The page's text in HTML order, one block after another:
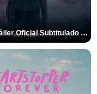
Primer Tráiler Oficial Subtitulado de 'La Noche Del Demonio: Están Entre Nosotros'